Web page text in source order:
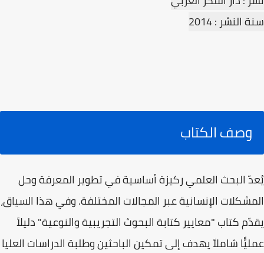
سنة النشر : 2014
وصف الكتاب
يُعدّ البحث العلمي ركيزة أساسية في تطوير المعرفة وحل
المشكلات الإنسانية عبر المجالات المختلفة. وفي هذا السياق،
يقدّم كتاب "معايير كتابة البحوث التجريبية والنوعية" دليلاً
عمليًّا شاملاً يهدف إلى تمكين الباحثين وطلبة الدراسات العليا